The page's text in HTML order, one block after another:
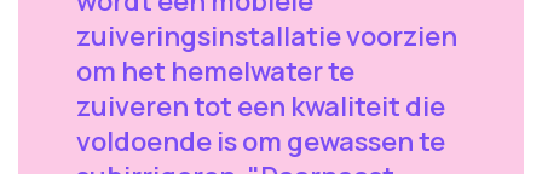
zuiveringsinstallatie voorzien
om het hemelwater te
zuiveren tot een kwaliteit die
voldoende is om gewassen te